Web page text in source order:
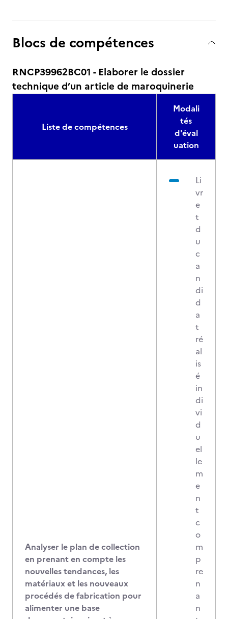
Blocs de compétences
RNCP39962BC01 - Elaborer le dossier
technique d’un article de maroquinerie
Liste de compétences
Modali
tés
d'éval
uation
Analyser le plan de collection
en prenant en compte les
nouvelles tendances, les
matériaux et les nouveaux
procédés de fabrication pour
alimenter une base
Li
vr
e
t
d
u
c
a
n
di
d
a
t
ré
al
is
é
in
di
vi
d
u
el
le
m
e
n
t
c
o
m
p
re
n
a
n